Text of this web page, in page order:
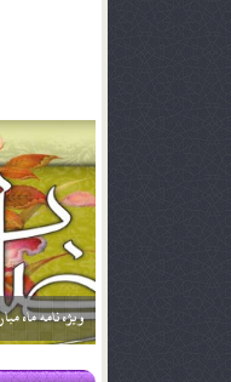
اگر تأثير
فقط ترجمه
2 اسفند 96